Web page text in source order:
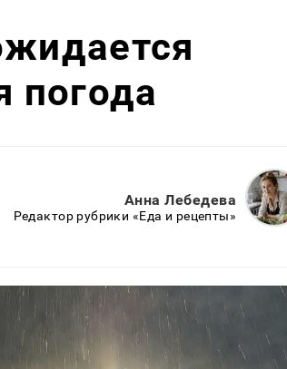
погода
Анна Лебедева
Редактор рубрики «Еда и рецепты»